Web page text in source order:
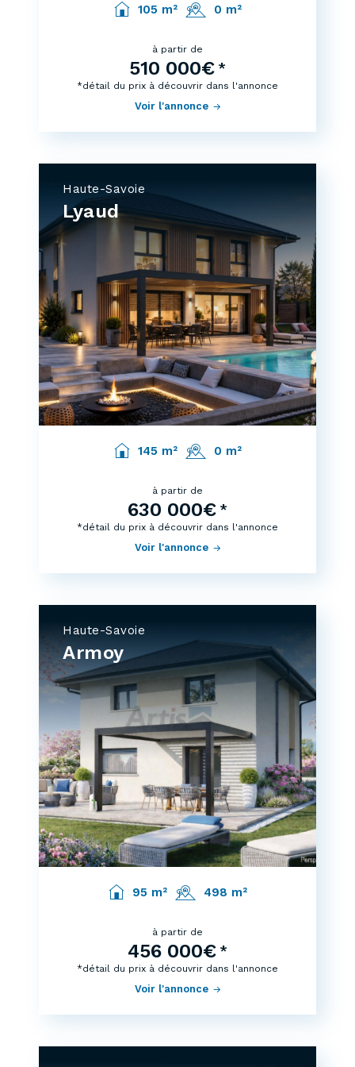
105 m² 0 m²
à partir de
510 000€ *
Voir l'annonce
*détail du prix à découvrir dans l'annonce
Haute-Savoie
Lyaud
145 m² 0 m²
à partir de
630 000€ *
Voir l'annonce
*détail du prix à découvrir dans l'annonce
Haute-Savoie
Armoy
95 m² 498 m²
à partir de
456 000€ *
Voir l'annonce
*détail du prix à découvrir dans l'annonce